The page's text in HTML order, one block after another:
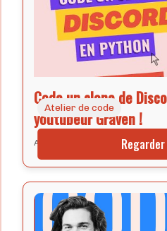
Code un clone de
youtubeur Graven !
Apprends à coder un clone de
Atelier de code